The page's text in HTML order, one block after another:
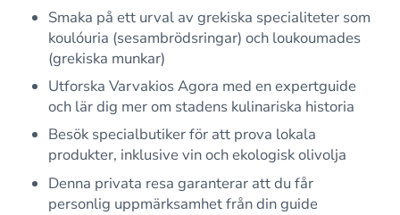
Smaka på ett urval av grekiska specialiteter som
koulóuria (sesambrödsringar) och loukoumades
(grekiska munkar)
Utforska Varvakios Agora med en expertguide
och lär dig mer om stadens kulinariska historia
Besök specialbutiker för att prova lokala
produkter, inklusive vin och ekologisk olivolja
Denna privata resa garanterar att du får
personlig uppmärksamhet från din guide